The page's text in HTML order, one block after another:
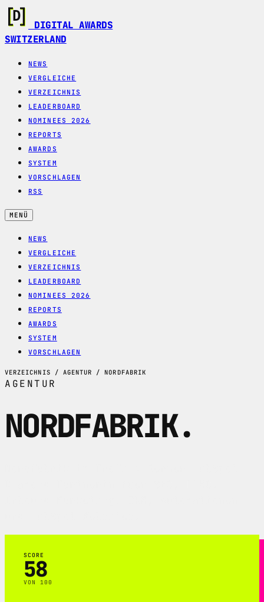
DIGITAL AWARDS
SWITZERLAND
NEWS
VERGLEICHE
VERZEICHNIS
LEADERBOARD
NOMINEES 2026
REPORTS
AWARDS
SYSTEM
VORSCHLAGEN
RSS
MENÜ
NEWS
VERGLEICHE
VERZEICHNIS
LEADERBOARD
NOMINEES 2026
REPORTS
AWARDS
SYSTEM
VORSCHLAGEN
VERZEICHNIS / AGENTUR / NORDFABRIK
AGENTUR
NORDFABRIK.
SCORE
58
VON 100